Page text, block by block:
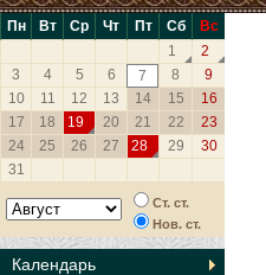
Пн Вт Ср Чт Пт Сб
Вс
1
2
3
4 5 6 7 8
9
10
11 12 13 14 15
16
17
18 19 20 21 22
23
24
25 26 27 28 29
30
31
Ст. ст.
Нов. ст.
Календарь